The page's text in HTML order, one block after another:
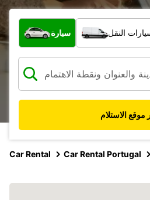
ما نوع المركبة؟
سيارة النقل
موقع الاستلام
Car Rental Car Rental Portugal